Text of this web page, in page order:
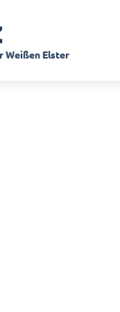
Thieme
Weißen Elster